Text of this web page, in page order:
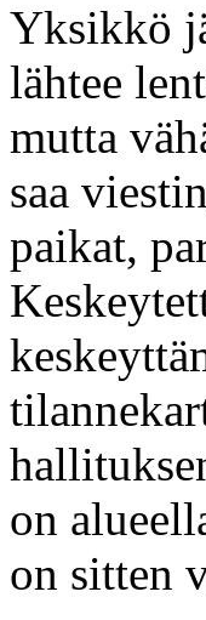
Yksikkö
lähtee
mutta
saa
paikat,
on
on sitten